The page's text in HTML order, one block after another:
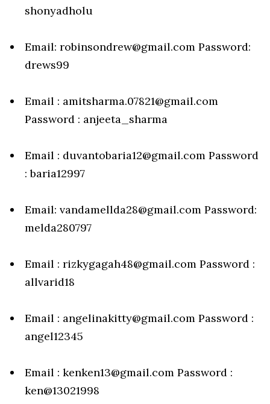
shonyadholu
Email: robinsondrew@gmail.com Password:
drews99
Email : amitsharma.07821@gmail.com
Password : anjeeta_sharma
Email : duvantobaria12@gmail.com Password
: baria12997
Email: vandamellda28@gmail.com Password:
melda280797
Email : rizkygagah48@gmail.com Password :
allvarid18
Email : angelinakitty@gmail.com Password :
angel12345
Email : kenken13@gmail.com Password :
ken@13021998